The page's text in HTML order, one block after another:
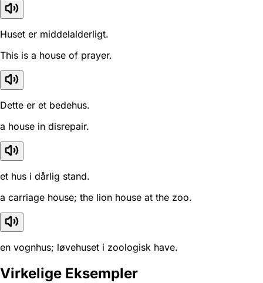
Huset er middelalderligt.
This is a house of prayer.
Dette er et bedehus.
a house in disrepair.
et hus i dårlig stand.
a carriage house; the lion house at the zoo.
en vognhus; løvehuset i zoologisk have.
Virkelige Eksempler